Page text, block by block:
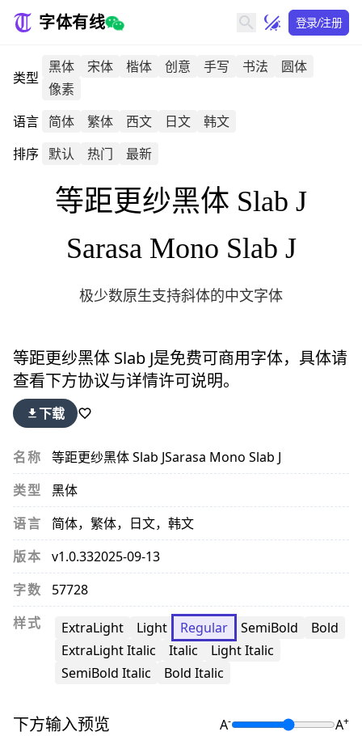
字体有线 登录/注册
类型
黑体 宋体 楷体 创意 手写 书法
圆体
像素
语言 简体 繁体 西文 日文
韩文
排序 默认 热门 最新
等距更纱黑体 Slab J
Sarasa Mono Slab J
极少数原生支持斜体的中文字体
等距更纱黑体 Slab J是免费可商用字体，具体请
查看下方协议与详情许可说明。
下载
名称 等距更纱黑体 Slab JSarasa Mono Slab J
类型
黑体
语言
简体，繁体，日文，韩文
版本
v1.0.332025-09-13
字数
57728
样式
ExtraLight Light Regular SemiBold
Bold
ExtraLight Italic
Italic
Light Italic
SemiBold Italic
Bold Italic
下方输入预览 A- A+